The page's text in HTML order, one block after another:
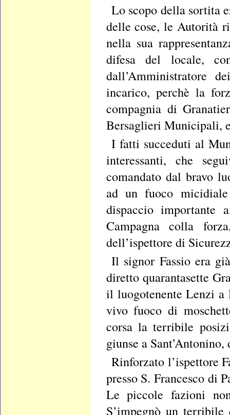
Lo scopo della sortita
delle cose, le Autorità
nella sua
difesa del locale,
dall’Amministratore
incarico, perchè la
compagnia di
Bersaglieri Municipali,
I fatti succeduti al
interessanti, che
comandato dal bravo
ad un fuoco
dispaccio
Campagna colla
dell’ispettore di
Il signor Fassio era
diretto quarantasette
il luogotenente Lenzi a
vivo fuoco di
corsa la terribile
giunse a
Rinforzato l’ispettore
presso S. Francesco di
Le piccole fazioni
S’impegnò un